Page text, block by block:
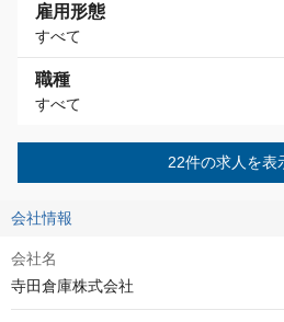
雇用形態
すべて
職種
すべて
22件の求人を表
会社情報
会社名
寺田倉庫株式会社